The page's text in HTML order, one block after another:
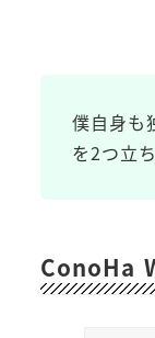
僕自身も
を2つ立
ConoHa